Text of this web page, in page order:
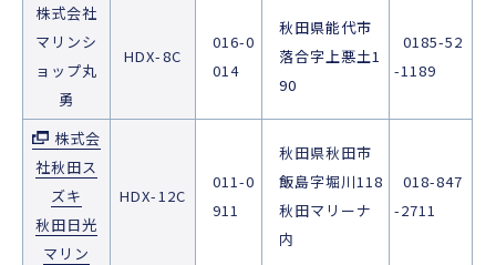
株式会社
マリンシ
ョップ丸
勇
HDX-8C
016-0
014
秋田県能代市
落合字上悪土1
90
0185-52
-1189
株式会
社秋田ス
ズキ
秋田日光
マリン
HDX-12C
011-0
911
秋田県秋田市
飯島字堀川118
秋田マリーナ
内
018-847
-2711